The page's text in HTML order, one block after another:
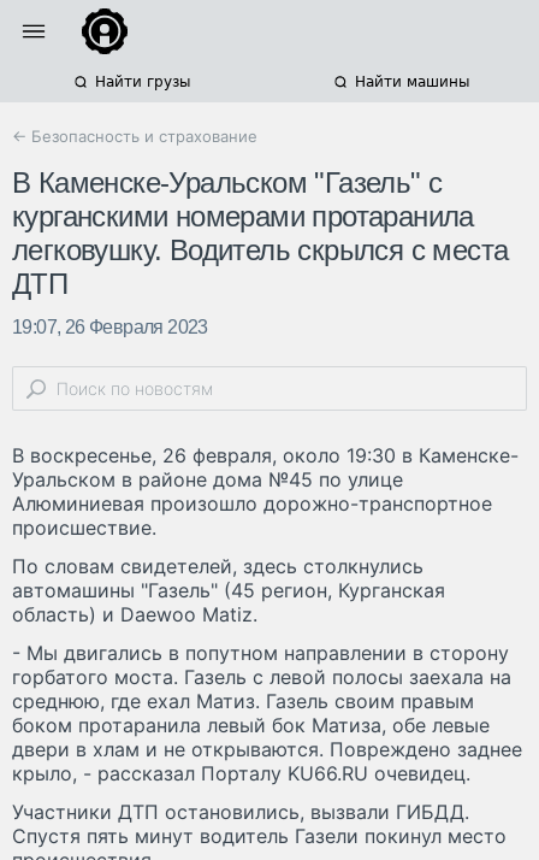
Найти грузы Найти машины
← Безопасность и страхование
В Каменске-Уральском "Газель" с
курганскими номерами протаранила
легковушку. Водитель скрылся с места
ДТП
19:07, 26 Февраля 2023
В воскресенье, 26 февраля, около 19:30 в Каменске-
Уральском в районе дома №45 по улице
Алюминиевая произошло дорожно-транспортное
происшествие.
По словам свидетелей, здесь столкнулись
автомашины "Газель" (45 регион, Курганская
область) и Daewoo Matiz.
- Мы двигались в попутном направлении в сторону
горбатого моста. Газель с левой полосы заехала на
среднюю, где ехал Матиз. Газель своим правым
боком протаранила левый бок Матиза, обе левые
двери в хлам и не открываются. Повреждено заднее
крыло, - рассказал Порталу KU66.RU очевидец.
Участники ДТП остановились, вызвали ГИБДД.
Спустя пять минут водитель Газели покинул место